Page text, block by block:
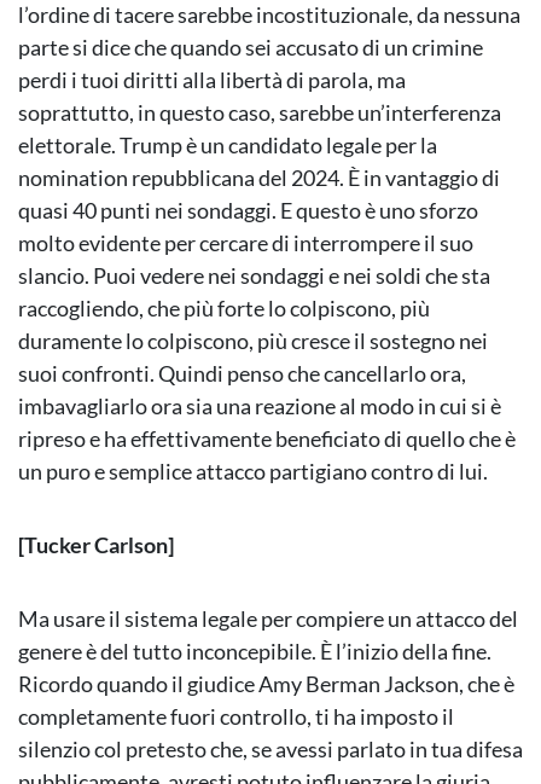
l’ordine di tacere sarebbe incostituzionale, da nessuna
parte si dice che quando sei accusato di un crimine
perdi i tuoi diritti alla libertà di parola, ma
soprattutto, in questo caso, sarebbe un’interferenza
elettorale. Trump è un candidato legale per la
nomination repubblicana del 2024. È in vantaggio di
quasi 40 punti nei sondaggi. E questo è uno sforzo
molto evidente per cercare di interrompere il suo
slancio. Puoi vedere nei sondaggi e nei soldi che sta
raccogliendo, che più forte lo colpiscono, più
duramente lo colpiscono, più cresce il sostegno nei
suoi confronti. Quindi penso che cancellarlo ora,
imbavagliarlo ora sia una reazione al modo in cui si è
ripreso e ha effettivamente beneficiato di quello che è
un puro e semplice attacco partigiano contro di lui.
[Tucker Carlson]
Ma usare il sistema legale per compiere un attacco del
genere è del tutto inconcepibile. È l’inizio della fine.
Ricordo quando il giudice Amy Berman Jackson, che è
completamente fuori controllo, ti ha imposto il
silenzio col pretesto che, se avessi parlato in tua difesa